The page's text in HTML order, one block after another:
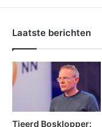
Laatste berichten
Tjeerd Bosklopper: